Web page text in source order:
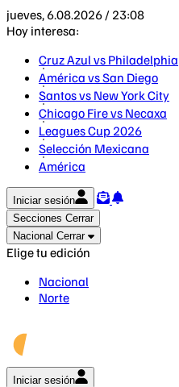
jueves, 6.08.2026 / 23:08
Hoy interesa:
Cruz Azul vs Philadelphia
América vs San Diego
Santos vs New York City
Chicago Fire vs Necaxa
Leagues Cup 2026
Selección Mexicana
América
Iniciar sesión
Secciones Cerrar
Nacional Cerrar
Elige tu edición
Nacional
Norte
Iniciar sesión